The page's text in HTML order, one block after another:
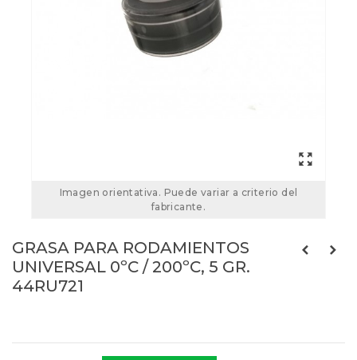
Imagen orientativa. Puede variar a criterio del
fabricante.
GRASA PARA RODAMIENTOS
UNIVERSAL 0ºC / 200ºC, 5 GR.
44RU721